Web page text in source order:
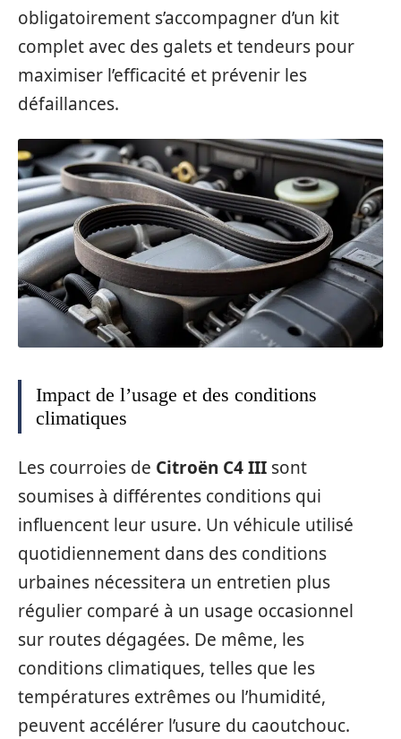
obligatoirement s’accompagner d’un kit
complet avec des galets et tendeurs pour
maximiser l’efficacité et prévenir les
défaillances.
Impact de l’usage et des conditions
climatiques
Les courroies de Citroën C4 III sont
soumises à différentes conditions qui
influencent leur usure. Un véhicule utilisé
quotidiennement dans des conditions
urbaines nécessitera un entretien plus
régulier comparé à un usage occasionnel
sur routes dégagées. De même, les
conditions climatiques, telles que les
températures extrêmes ou l’humidité,
peuvent accélérer l’usure du caoutchouc.